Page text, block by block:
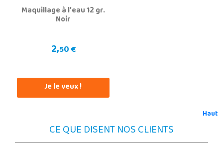
Maquillage à l'eau 12 gr.
Noir
2,50 €
Je le veux !
Haut
CE QUE DISENT NOS CLIENTS